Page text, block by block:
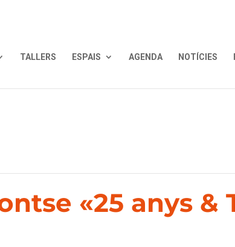
TALLERS ESPAIS AGENDA NOTÍCIES
«25 anys &